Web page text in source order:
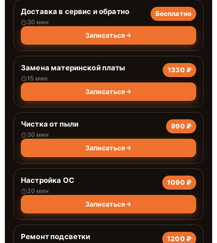
Доставка в сервис и обратно
30 мин
Бесплатно
Записаться
Замена материнской платы
15 мин
1330 ₽
Записаться
Чистка от пыли
30 мин
990 ₽
Записаться
Настройка ОС
20 мин
1090 ₽
Записаться
Ремонт подсветки 1200 ₽